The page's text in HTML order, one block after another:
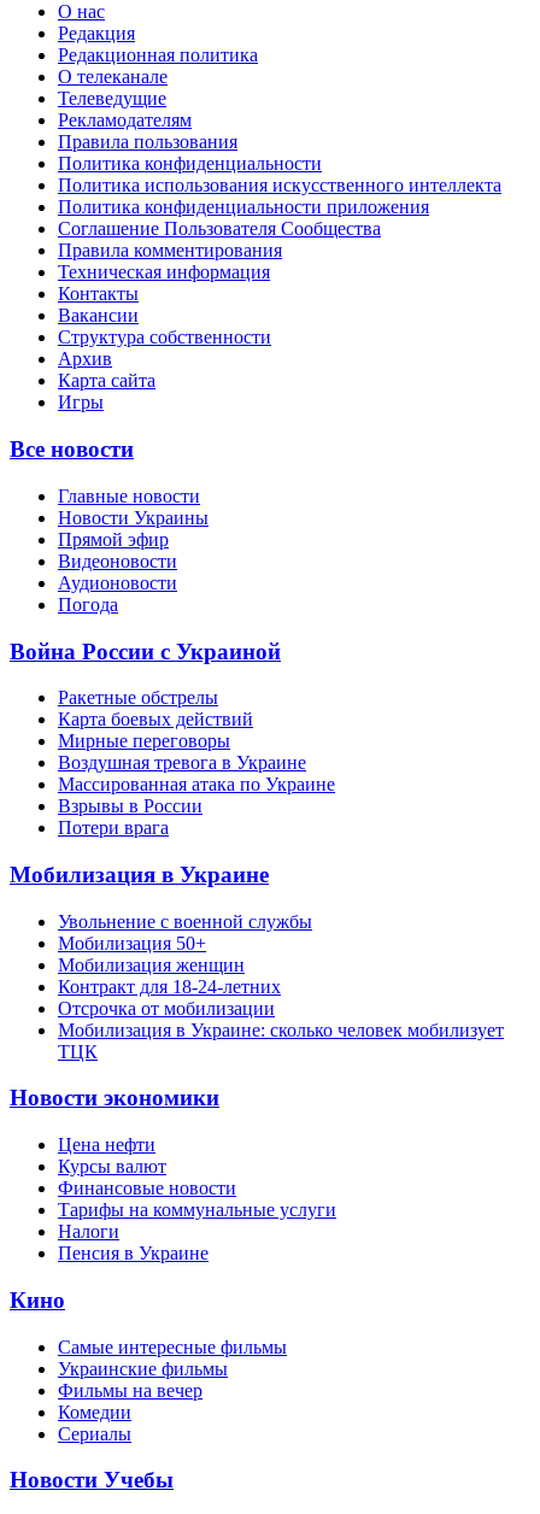
О нас
Редакция
Редакционная политика
О телеканале
Телеведущие
Рекламодателям
Правила пользования
Политика конфиденциальности
Политика использования искусственного интеллекта
Политика конфиденциальности приложения
Соглашение Пользователя Сообщества
Правила комментирования
Техническая информация
Контакты
Вакансии
Структура собственности
Архив
Карта сайта
Игры
Все новости
Главные новости
Новости Украины
Прямой эфир
Видеоновости
Аудионовости
Погода
Война России с Украиной
Ракетные обстрелы
Карта боевых действий
Мирные переговоры
Воздушная тревога в Украине
Массированная атака по Украине
Взрывы в России
Потери врага
Мобилизация в Украине
Увольнение с военной службы
Мобилизация 50+
Мобилизация женщин
Контракт для 18-24-летних
Отсрочка от мобилизации
Мобилизация в Украине: сколько человек мобилизует
ТЦК
Новости экономики
Цена нефти
Курсы валют
Финансовые новости
Тарифы на коммунальные услуги
Налоги
Пенсия в Украине
Кино
Самые интересные фильмы
Украинские фильмы
Фильмы на вечер
Комедии
Сериалы
Новости Учебы